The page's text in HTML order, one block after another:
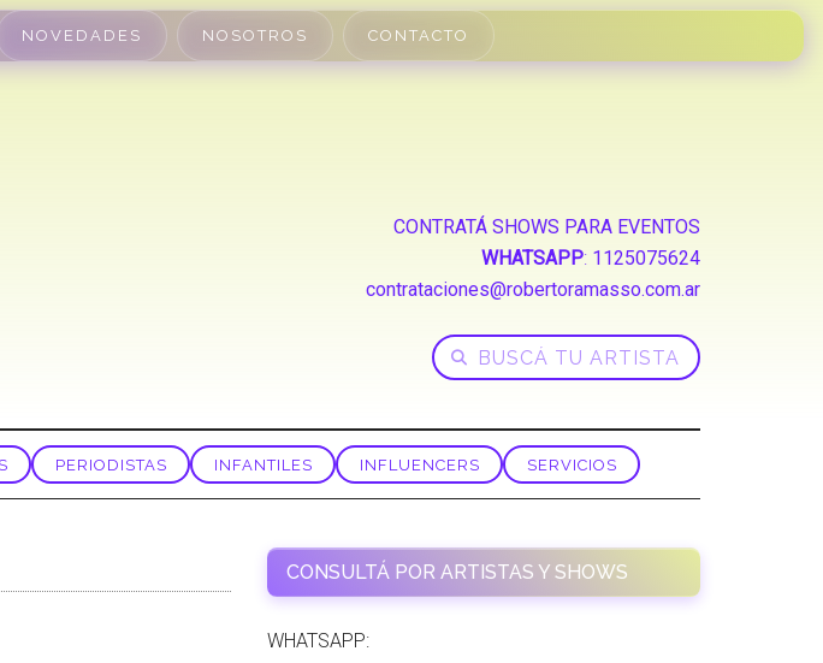
NOVEDADES NOSOTROS CONTACTO
CONTRATÁ SHOWS PARA EVENTOS
WHATSAPP: 1125075624
contrataciones@robertoramasso.com.ar
PERIODISTAS INFANTILES INFLUENCERS SERVICIOS
CONSULTÁ POR ARTISTAS Y SHOWS
WHATSAPP: